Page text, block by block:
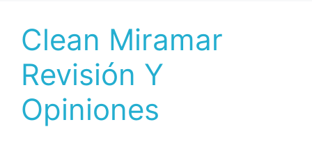
Clean Miramar
Revisión Y
Opiniones